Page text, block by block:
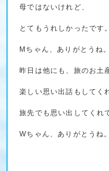
母ではないけれど、
とてもうれしかったです。
Mちゃん、ありがとうね。
昨日は他にも、旅のお土
楽しい思い出話もしてく
旅先でも思い出してくれ
Wちゃん、ありがとうね。